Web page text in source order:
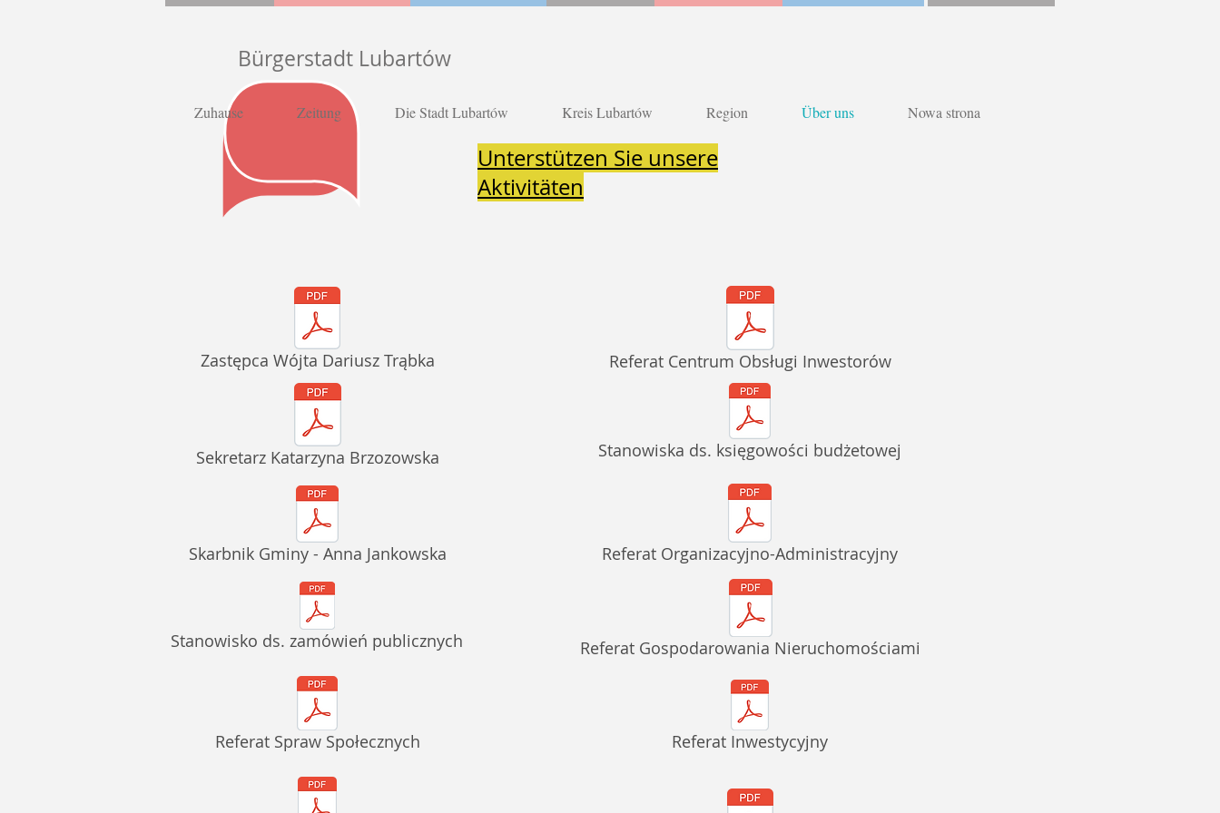
Bürgerstadt Lubartów
Zuhause Zeitung Die Stadt Lubartów Kreis Lubartów Region Über uns Nowa strona
Unterstützen Sie unsere
Aktivitäten
Zastępca Wójta Dariusz Trąbka
Sekretarz Katarzyna Brzozowska
Skarbnik Gminy - Anna Jankowska
Stanowisko ds. zamówień publicznych
Referat Spraw Społecznych
Referat Centrum Obsługi Inwestorów
Stanowiska ds. księgowości budżetowej
Referat Organizacyjno-Administracyjny
Referat Gospodarowania Nieruchomościami
Referat Inwestycyjny